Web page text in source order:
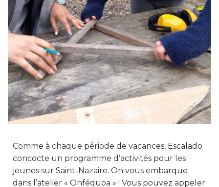
Comme à chaque période de vacances, Escalado
concocte un programme d’activités pour les
jeunes sur Saint-Nazaire. On vous embarque
dans l’atelier « Onféquoa » ! Vous pouvez appeler